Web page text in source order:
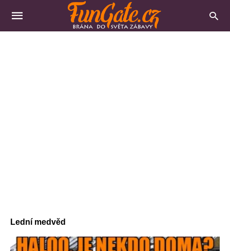
Lední medvěd